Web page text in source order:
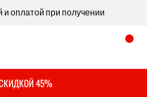
и оплатой при получении
45%